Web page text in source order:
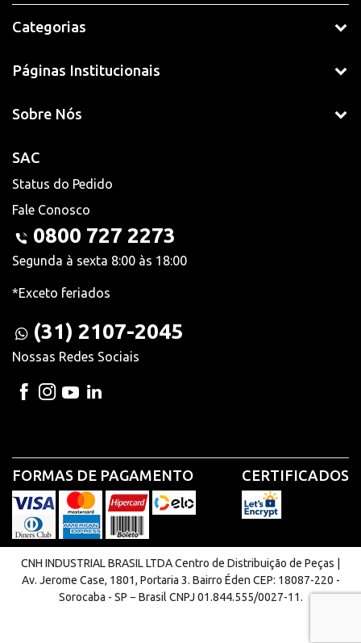
Categorias
Páginas Institucionais
Sobre Nós
SAC
Status do Pedido
Fale Conosco
0800 727 2273
Segunda à sexta 8:00 às 18:00
*Exceto feriados
(31) 2107-2045
Nossas Redes Sociais
FORMAS DE PAGAMENTO CERTIFICADOS
CNH INDUSTRIAL BRASIL LTDA Centro de Distribuição de Peças |
Av. Jerome Case, 1801, Portaria 3. Bairro Éden CEP: 18087-220 -
Sorocaba - SP − Brasil CNPJ 01.844.555/0027-11.